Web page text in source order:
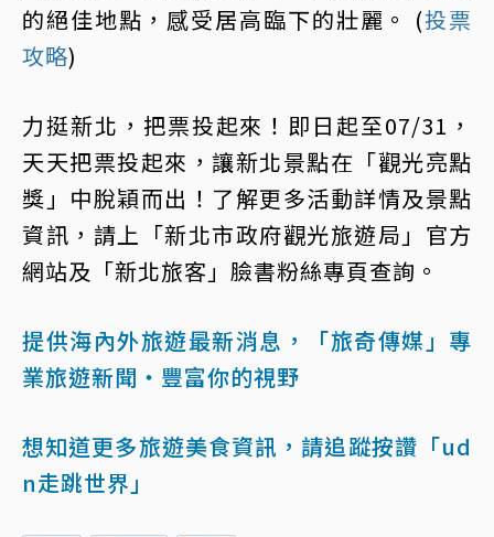
的絕佳地點，感受居高臨下的壯麗。 (投票
攻略)
力挺新北，把票投起來！即日起至07/31，
天天把票投起來，讓新北景點在「觀光亮點
獎」中脫穎而出！了解更多活動詳情及景點
資訊，請上「新北市政府觀光旅遊局」官方
網站及「新北旅客」臉書粉絲專頁查詢。
提供海內外旅遊最新消息，「旅奇傳媒」專
業旅遊新聞‧豐富你的視野
想知道更多旅遊美食資訊，請追蹤按讚「ud
n走跳世界」